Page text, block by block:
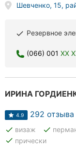
Шевченко, 15,
done Резервное
(066) 001 XX
ИРИНА
4.9 292 отзыва
done визаж done
done прически